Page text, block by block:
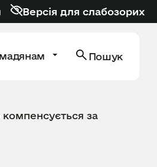
Версія для слабозорих
Пошук
компенсується за